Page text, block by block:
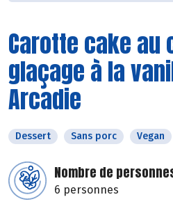
Carotte cake au
glaçage à la
Arcadie
Dessert Sans porc Vegan
Nombre de
6 personnes